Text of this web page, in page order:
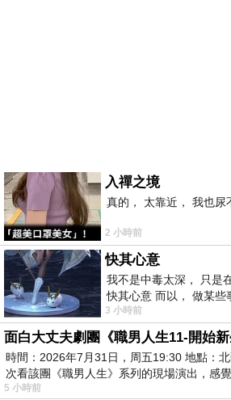
入禪之境
真的， 太靠近， 我也尿
2 小時前
快其心意
我不是中毒太深， 只是
快其心意 而以， 做某些
愉快。
3 小時前
面白大丈夫劇團《職男人生11-開始新
時間：2026年7月31日，周五19:30 地點：
次看該團《職男人生》系列的現場演出，感
5 小時前